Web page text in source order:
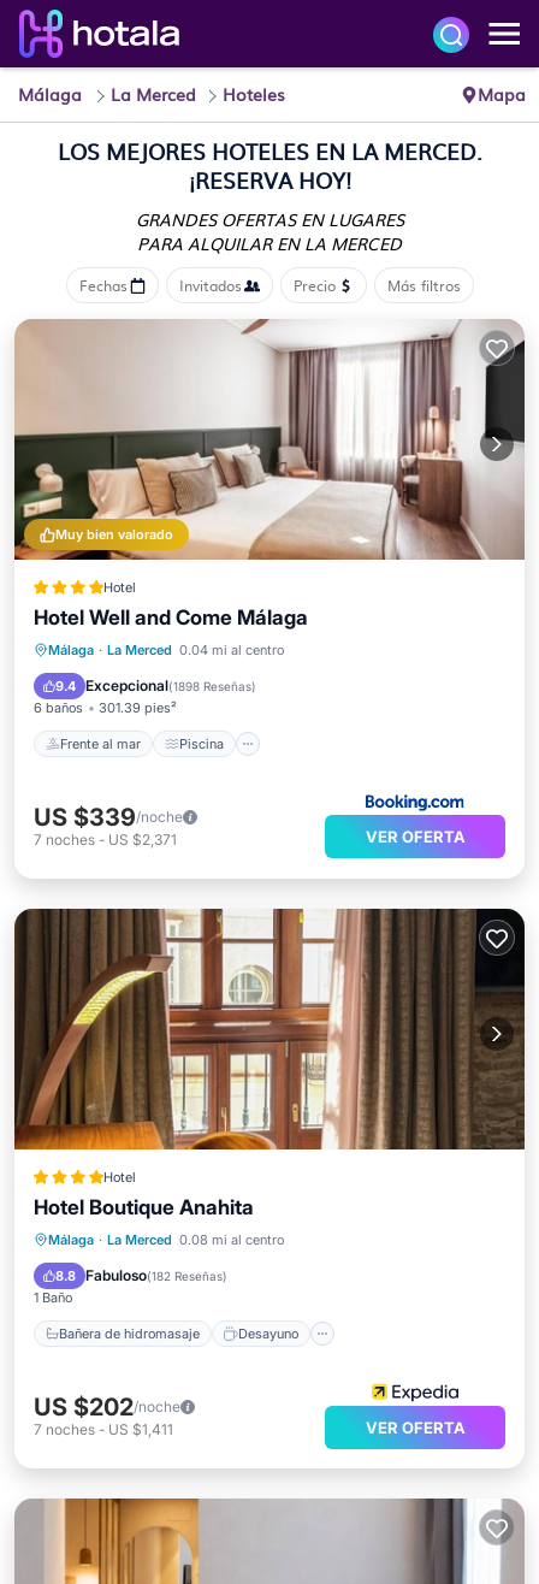
Málaga La Merced Hoteles Mapa
LOS MEJORES HOTELES EN LA MERCED.
¡RESERVA HOY!
GRANDES OFERTAS EN LUGARES
PARA ALQUILAR EN LA MERCED
Fechas Invitados Precio Más filtros
Muy bien valorado
Hotel
Hotel Well and Come Málaga
Málaga · La Merced 0.04 mi al centro
9.4 Excepcional(1898 Reseñas)
6 baños 301.39 pies²
Frente al mar Piscina
Frente al mar Piscina
Vista al mar
US $339/noche
7 noches - US $2,371 VER OFERTA
Hotel
Hotel Boutique Anahita
Málaga · La Merced 0.08 mi al centro
8.8 Fabuloso(182 Reseñas)
1 Baño
Bañera de hidromasaje Desayuno
Bañera de hidromasaje
Aire acondicionado
US $202/noche
7 noches - US $1,411 VER OFERTA